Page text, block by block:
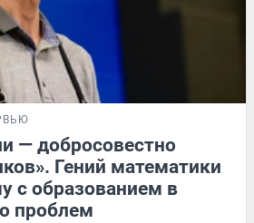
— добросовестно
Гений математики
с образованием в
проблем